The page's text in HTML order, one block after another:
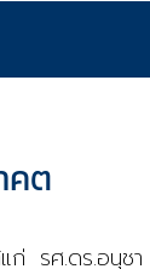
คต
รศ.ดร.อนุชา